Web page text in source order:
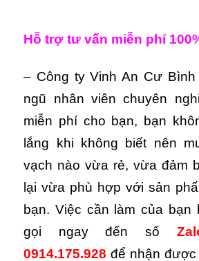
Hỗ trợ tư vấn miễn phí
– Công ty Vinh An Cư
ngũ nhân viên chuyên
miễn phí cho bạn, bạn
lắng khi không biết nên
vạch nào vừa rẻ, vừa đảm
lại vừa phù hợp với sản
bạn. Việc cần làm của bạn
gọi ngay đến số
0914.175.928 để nhận